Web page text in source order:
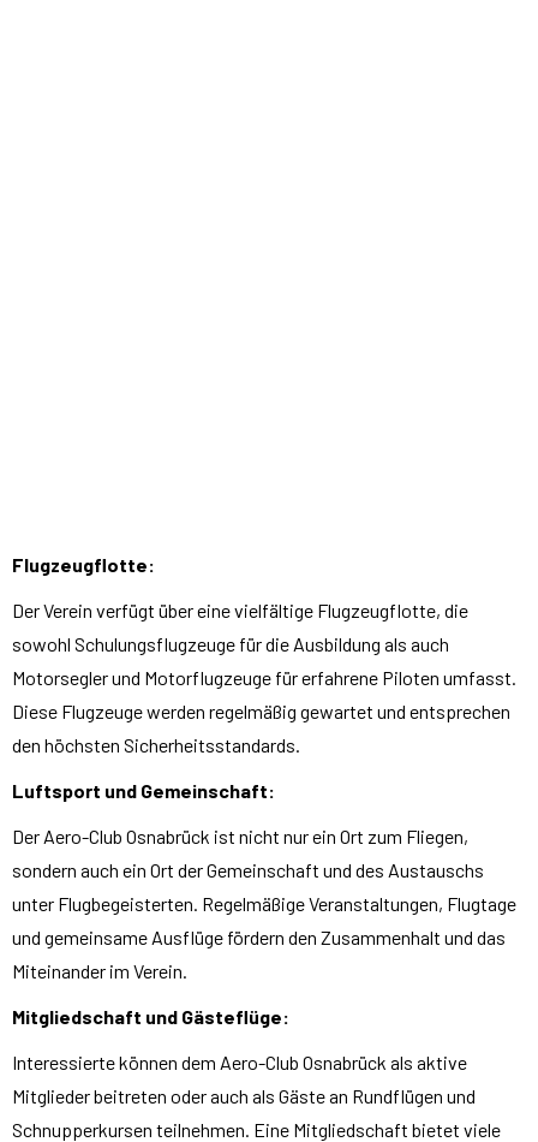
Flugzeugflotte:
Der Verein verfügt über eine vielfältige Flugzeugflotte, die
sowohl Schulungsflugzeuge für die Ausbildung als auch
Motorsegler und Motorflugzeuge für erfahrene Piloten umfasst.
Diese Flugzeuge werden regelmäßig gewartet und entsprechen
den höchsten Sicherheitsstandards.
Luftsport und Gemeinschaft:
Der Aero-Club Osnabrück ist nicht nur ein Ort zum Fliegen,
sondern auch ein Ort der Gemeinschaft und des Austauschs
unter Flugbegeisterten. Regelmäßige Veranstaltungen, Flugtage
und gemeinsame Ausflüge fördern den Zusammenhalt und das
Miteinander im Verein.
Mitgliedschaft und Gästeflüge:
Interessierte können dem Aero-Club Osnabrück als aktive
Mitglieder beitreten oder auch als Gäste an Rundflügen und
Schnupperkursen teilnehmen. Eine Mitgliedschaft bietet viele